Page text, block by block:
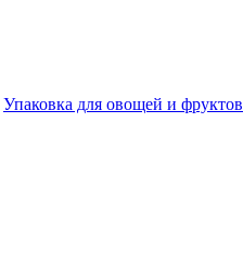
Упаковка для овощей и фруктов